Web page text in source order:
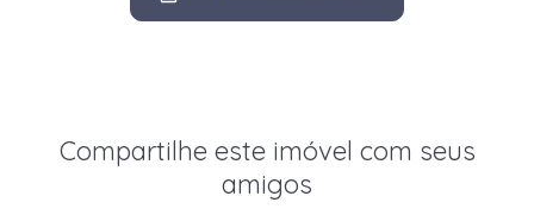
Compartilhe este imóvel com seus
amigos